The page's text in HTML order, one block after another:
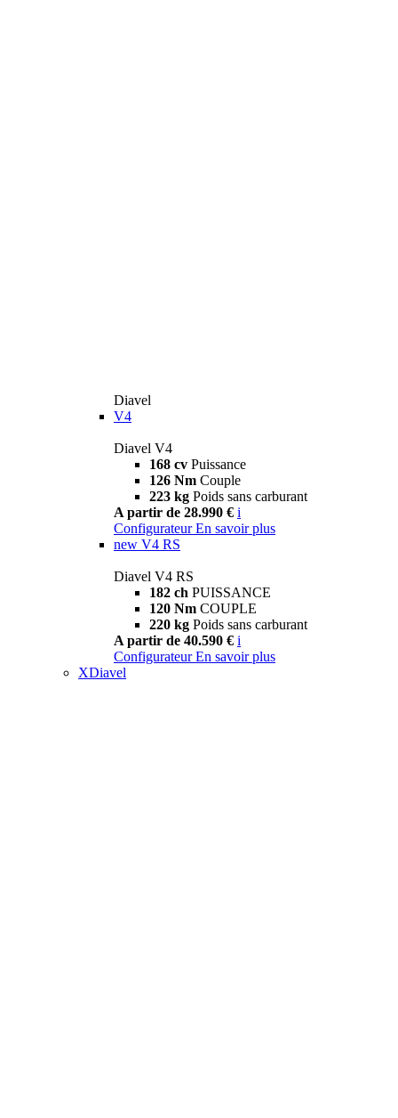
Diavel
V4
Diavel V4
168 cv Puissance
126 Nm Couple
223 kg Poids sans carburant
A partir de 28.990 € i
Configurateur En savoir plus
new V4 RS
Diavel V4 RS
182 ch PUISSANCE
120 Nm COUPLE
220 kg Poids sans carburant
A partir de 40.590 € i
Configurateur En savoir plus
XDiavel